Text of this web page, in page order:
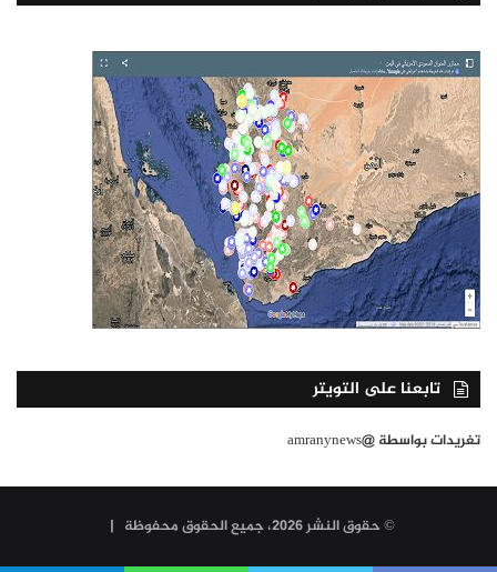
تابعنا على التويتر
تغريدات بواسطة @amranynews
© حقوق النشر 2026، جميع الحقوق محفوظة |